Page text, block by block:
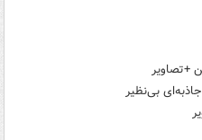
+تصاویر
بی‌نظیر